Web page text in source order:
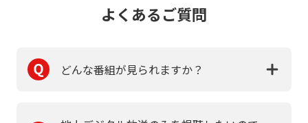
よくあるご質問
どんな番組が見られますか？